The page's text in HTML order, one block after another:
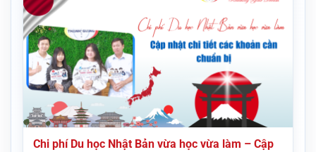
Chi phí Du học Nhật Bản vừa học vừa làm – Cập